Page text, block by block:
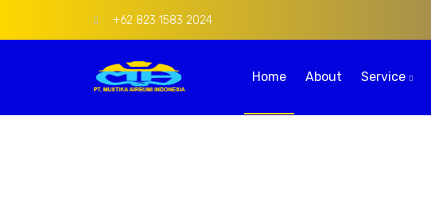
+62 823 1583 2024
Home About Service